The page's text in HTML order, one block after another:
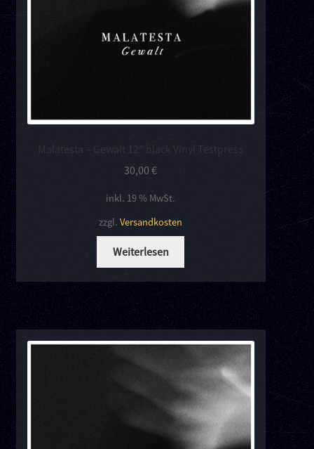
Malatesta – Gewalt 12″ black Vinyl Testpress
30,00€
inkl. 19 % MwSt.
zzgl.Versandkosten
Weiterlesen